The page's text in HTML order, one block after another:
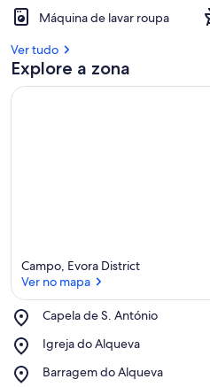
Máquina de lavar roupa
Ver tudo
Explore a zona
Campo, Evora District
Ver no mapa
Capela de S. António
Place,
de
António
Igreja do Alqueva
Place,
do
Barragem do Alqueva
Place,